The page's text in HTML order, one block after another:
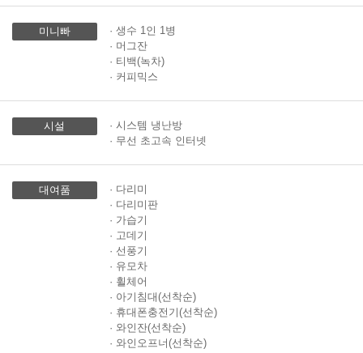
미니빠
· 생수 1인 1병
· 머그잔
· 티백(녹차)
· 커피믹스
시설
· 시스템 냉난방
· 무선 초고속 인터넷
대여품
· 다리미
· 다리미판
· 가습기
· 고데기
· 선풍기
· 유모차
· 휠체어
· 아기침대(선착순)
· 휴대폰충전기(선착순)
· 와인잔(선착순)
· 와인오프너(선착순)